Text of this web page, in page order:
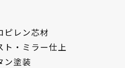
ピレン芯材
ト・ミラー仕上
ン塗装